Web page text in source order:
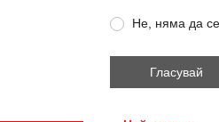
Не, няма да